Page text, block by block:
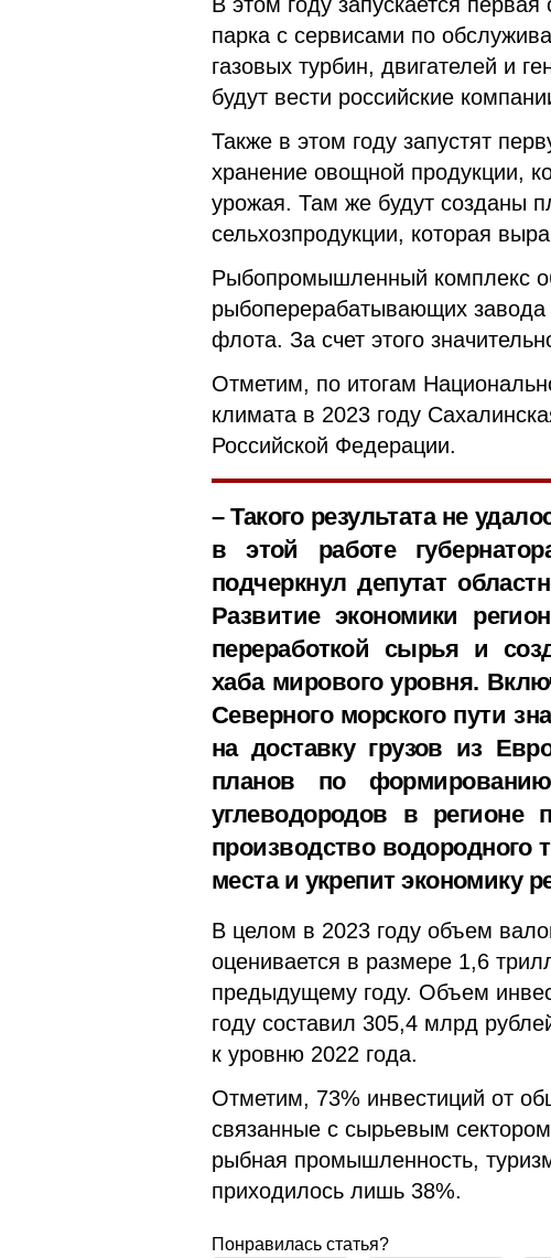
парка с сервисами по
газовых турбин, двигателей и
будут вести российские
Также в этом году запустят
хранение овощной продукции,
урожая. Там же будут созданы
сельхозпродукции, которая
Рыбопромышленный комплекс
рыбоперерабатывающих
флота. За счет этого
Отметим, по итогам
климата в 2023 году
Российской Федерации.
– Такого результата не
в этой работе
подчеркнул депутат
Развитие экономики
переработкой сырья и
хаба мирового уровня.
Северного морского пути
на доставку грузов из
планов по формированию
углеводородов в регионе
производство водородного
места и укрепит экономику
В целом в 2023 году объем
оценивается в размере 1,6
предыдущему году. Объем
году составил 305,4 млрд
к уровню 2022 года.
Отметим, 73% инвестиций от
связанные с сырьевым
рыбная промышленность,
приходилось лишь 38%.
Понравилась статья?